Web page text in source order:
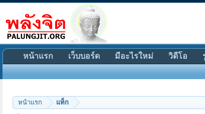
หน้าแรก แท็ก
หน้าแรก เว็บบอร์ด มีอะไรใหม่ วิดีโอ